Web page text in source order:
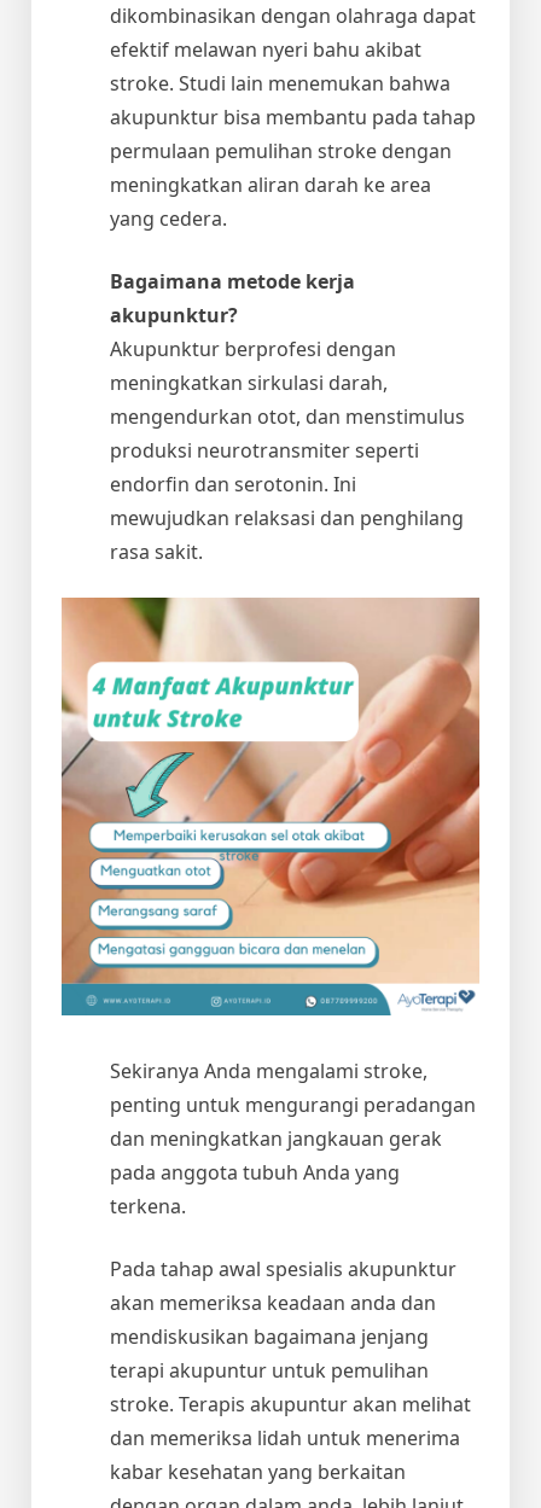
dikombinasikan dengan olahraga dapat
efektif melawan nyeri bahu akibat
stroke. Studi lain menemukan bahwa
akupunktur bisa membantu pada tahap
permulaan pemulihan stroke dengan
meningkatkan aliran darah ke area
yang cedera.
Bagaimana metode kerja
akupunktur?
Akupunktur berprofesi dengan
meningkatkan sirkulasi darah,
mengendurkan otot, dan menstimulus
produksi neurotransmiter seperti
endorfin dan serotonin. Ini
mewujudkan relaksasi dan penghilang
rasa sakit.
Sekiranya Anda mengalami stroke,
penting untuk mengurangi peradangan
dan meningkatkan jangkauan gerak
pada anggota tubuh Anda yang
terkena.
Pada tahap awal spesialis akupunktur
akan memeriksa keadaan anda dan
mendiskusikan bagaimana jenjang
terapi akupuntur untuk pemulihan
stroke. Terapis akupuntur akan melihat
dan memeriksa lidah untuk menerima
kabar kesehatan yang berkaitan